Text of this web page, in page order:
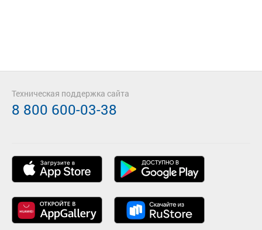
Техническая поддержка сайта
8 800 600-03-38